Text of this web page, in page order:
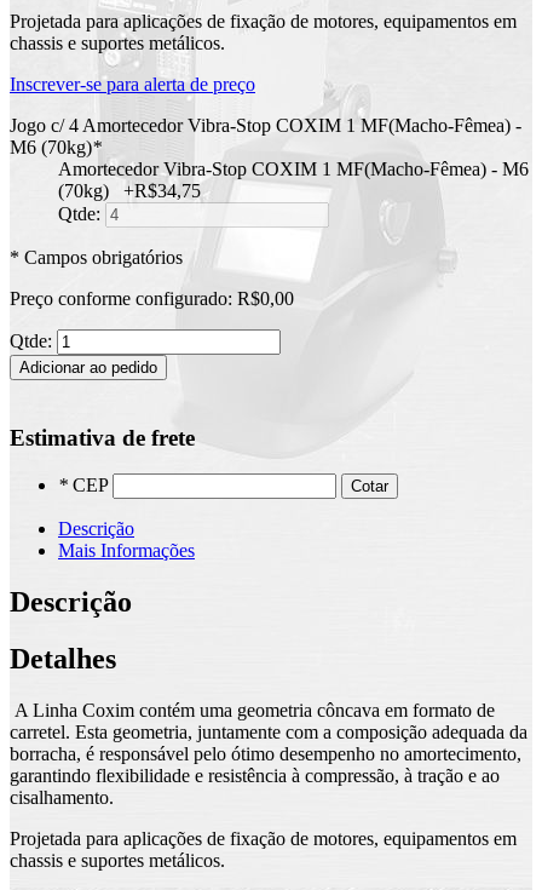
Projetada para aplicações de fixação de motores, equipamentos em
chassis e suportes metálicos.
Inscrever-se para alerta de preço
Jogo c/ 4 Amortecedor Vibra-Stop COXIM 1 MF(Macho-Fêmea) -
M6 (70kg)*
Amortecedor Vibra-Stop COXIM 1 MF(Macho-Fêmea) - M6
(70kg) +R$34,75
Qtde:
* Campos obrigatórios
Preço conforme configurado: R$0,00
Qtde:
Adicionar ao pedido
Estimativa de frete
* CEP Cotar
Descrição
Mais Informações
Descrição
Detalhes
A Linha Coxim contém uma geometria côncava em formato de
carretel. Esta geometria, juntamente com a composição adequada da
borracha, é responsável pelo ótimo desempenho no amortecimento,
garantindo flexibilidade e resistência à compressão, à tração e ao
cisalhamento.
Projetada para aplicações de fixação de motores, equipamentos em
chassis e suportes metálicos.